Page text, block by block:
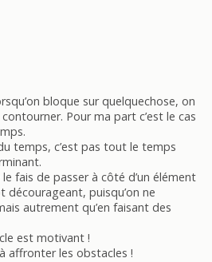
bloque sur quelquechose, on
Pour ma part c’est le cas
temps, c’est pas tout le temps
fais de passer à côté d’un élément
puisqu’on ne
autrement qu’en faisant des
est motivant !
affronter les obstacles !